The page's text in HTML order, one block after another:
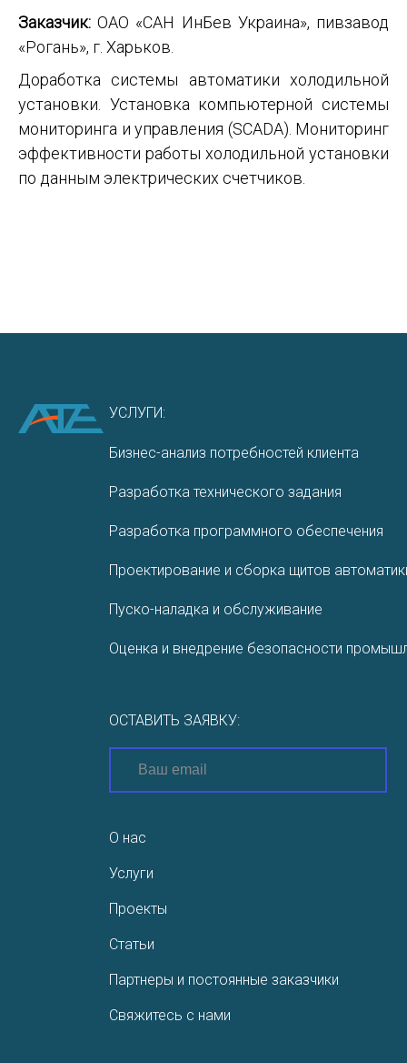
Заказчик: ОАО «САН ИнБев Украина», пивзавод
«Рогань», г. Харьков.
Доработка системы автоматики холодильной
установки. Установка компьютерной системы
мониторинга и управления (SCADA). Мониторинг
эффективности работы холодильной установки
по данным электрических счетчиков.
УСЛУГИ:
Бизнес-анализ потребностей клиента
Разработка технического задания
Разработ­ка програм­много обеспе­чения
Проектирование и сборка щитов
Пуско-наладка и обслуживание
Оценка и внедрение безопасности
ОСТАВИТЬ ЗАЯВКУ:
О нас
Услуги
Проекты
Статьи
Партнеры и постоянные заказчики
Свяжитесь с нами